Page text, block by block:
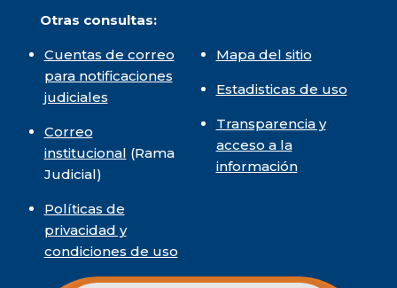
Otras consultas:
Cuentas de correo
para notificaciones
judiciales
Correo
institucional (Rama
Judicial)
Políticas de
privacidad y
condiciones de uso
Mapa del sitio
Estadisticas de uso
Transparencia y
acceso a la
información